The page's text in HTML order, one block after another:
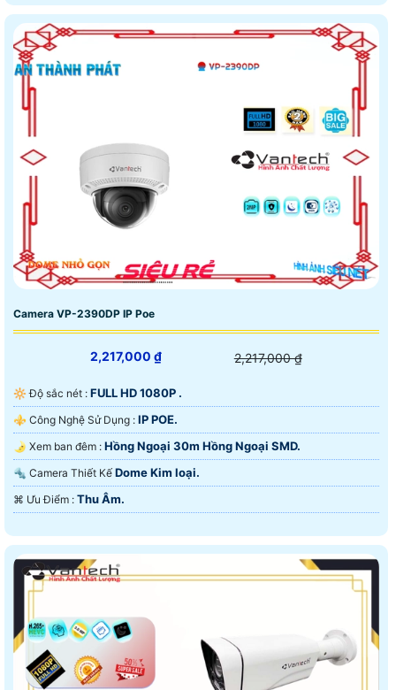
Camera VP-2390DP IP Poe
2,217,000 ₫ 2,217,000 ₫
🔆 Độ sắc nét : FULL HD 1080P .
⚜️ Công Nghệ Sử Dụng : IP POE.
🌛 Xem ban đêm : Hồng Ngoại 30m Hồng Ngoại SMD.
🔩 Camera Thiết Kế Dome Kim loại.
️⌘ Ưu Điểm : Thu Âm.